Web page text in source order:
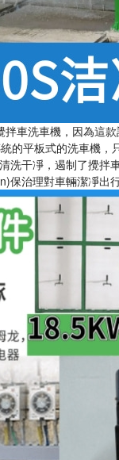
車洗車機，因為這
的平板式的洗車機
清洗干凈，遏制
理對車輛潔凈出行的